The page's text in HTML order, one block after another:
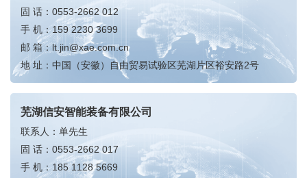
固 话： 0553-2662 012
手 机：159 2230 3699
邮 箱：lt.jin@xae.com.cn
地 址：中国（安徽）自由贸易试验区芜湖片区裕安路2号
芜湖信安智能装备有限公司
联系人：单先生
固 话： 0553-2662 017
手 机：185 1128 5669